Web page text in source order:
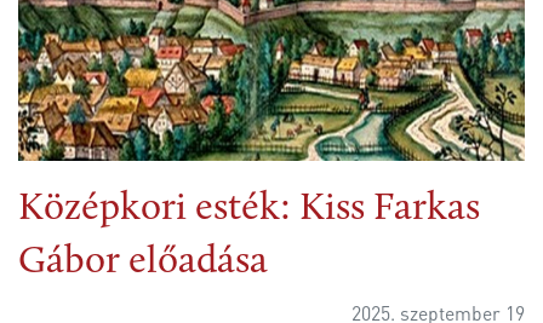
Középkori esték: Kiss Farkas
Gábor előadása
2025. szeptember 19